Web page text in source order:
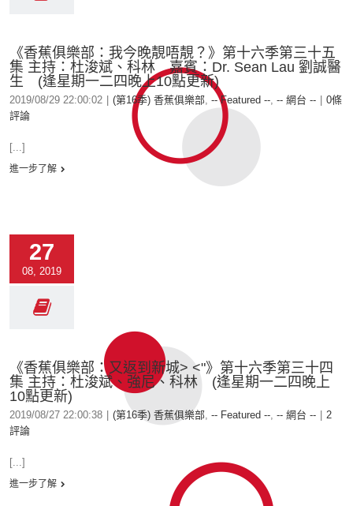
《香蕉俱樂部：我今晚靚唔靚？》第十六季第三十五
集 主持：杜浚斌、科林 嘉賓：Dr. Sean Lau 劉誠醫
生 (逢星期一二四晚上10點更新)
2019/08/29 22:00:02 (第16季) 香蕉俱樂部, -- Featured --, -- 網台 --
0條
評論
[...]
進一步了解
27
08, 2019
《香蕉俱樂部：又返到新城> <"》第十六季第三十四
集 主持：杜浚斌、強尼、科林 (逢星期一二四晚上
10點更新)
2019/08/27 22:00:38 (第16季) 香蕉俱樂部, -- Featured --, -- 網台 --
2
評論
[...]
進一步了解